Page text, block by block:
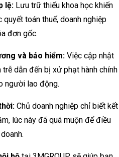
lệ: Lưu trữ thiếu khoa học khiến
toán thuế, doanh nghiệp
đơn gốc.
và bảo hiểm: Việc cập nhật
dẫn đến bị xử phạt hành chính
người lao động.
Chủ doanh nghiệp chỉ biết kết
lúc này đã quá muộn để điều